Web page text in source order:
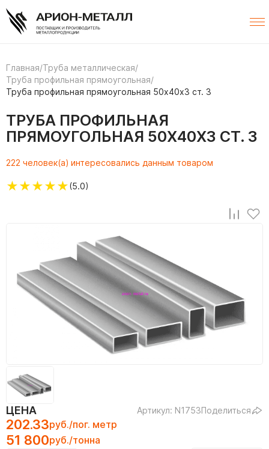
Главная/Труба металлическая/
Труба профильная прямоугольная/
Труба профильная прямоугольная 50х40х3 ст. 3
ТРУБА ПРОФИЛЬНАЯ
ПРЯМОУГОЛЬНАЯ 50Х40Х3 СТ. 3
222 человек(а) интересовались данным товаром
★★★★★(5.0)
ЦЕНА Артикул: N1753Поделиться
202.33руб./пог. метр
51 800руб./тонна